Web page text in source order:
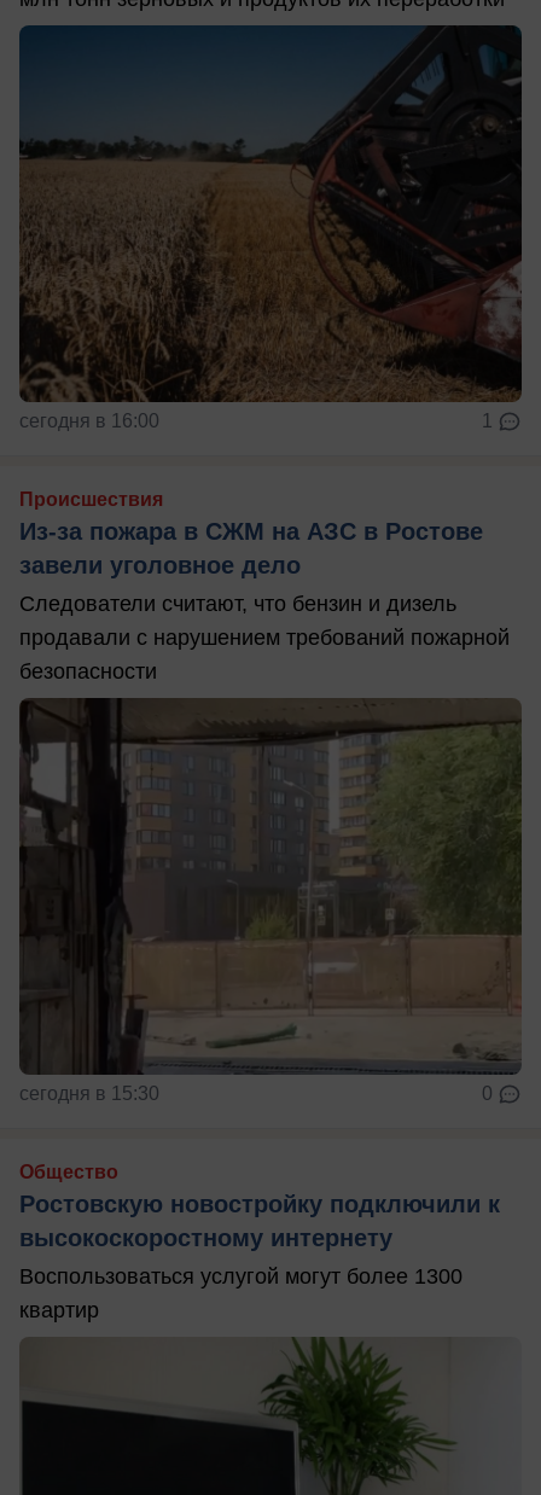
сегодня в 16:00 1
Происшествия
Из-за пожара в СЖМ на АЗС в Ростове
завели уголовное дело
Следователи считают, что бензин и дизель
продавали с нарушением требований пожарной
безопасности
сегодня в 15:30 0
Общество
Ростовскую новостройку подключили к
высокоскоростному интернету
Воспользоваться услугой могут более 1300
квартир